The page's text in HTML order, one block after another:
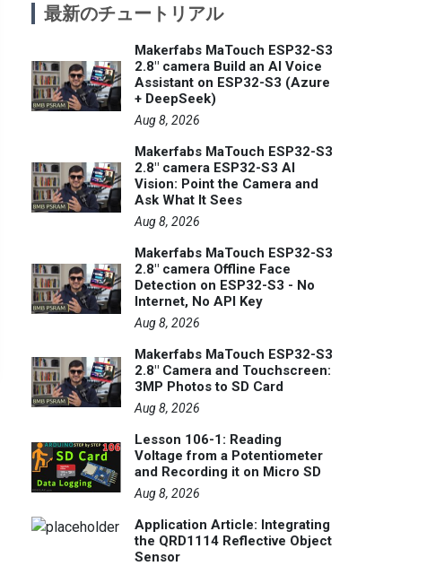
最新のチュートリアル
Makerfabs MaTouch ESP32-S3
2.8" camera Build an AI Voice
Assistant on ESP32-S3 (Azure
+ DeepSeek)
Aug 8, 2026
Makerfabs MaTouch ESP32-S3
2.8" camera ESP32-S3 AI
Vision: Point the Camera and
Ask What It Sees
Aug 8, 2026
Makerfabs MaTouch ESP32-S3
2.8" camera Offline Face
Detection on ESP32-S3 - No
Internet, No API Key
Aug 8, 2026
Makerfabs MaTouch ESP32-S3
2.8" Camera and Touchscreen:
3MP Photos to SD Card
Aug 8, 2026
Lesson 106-1: Reading
Voltage from a Potentiometer
and Recording it on Micro SD
Aug 8, 2026
Application Article: Integrating
the QRD1114 Reflective Object
Sensor